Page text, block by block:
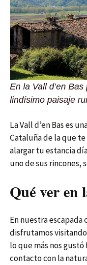
En la Vall d’en
lindísimo paisaje
La Vall d’en Bas es
Cataluña de la que
alargar tu estancia
uno de sus rincones,
Qué ver en
En nuestra escapada
disfrutamos
lo que más nos
contacto con la